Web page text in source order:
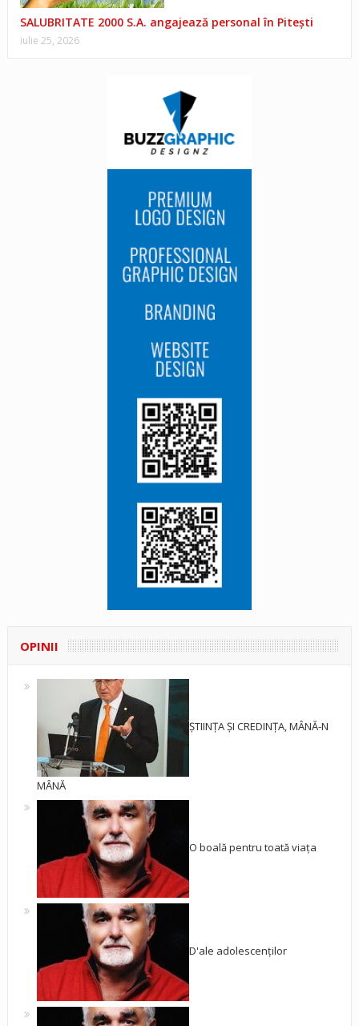
SALUBRITATE 2000 S.A. angajează personal în Pitești
iulie 25, 2026
OPINII
ȘTIINȚA ȘI CREDINȚA, MÂNĂ-N
MÂNĂ
O boală pentru toată viața
D'ale adolescenților